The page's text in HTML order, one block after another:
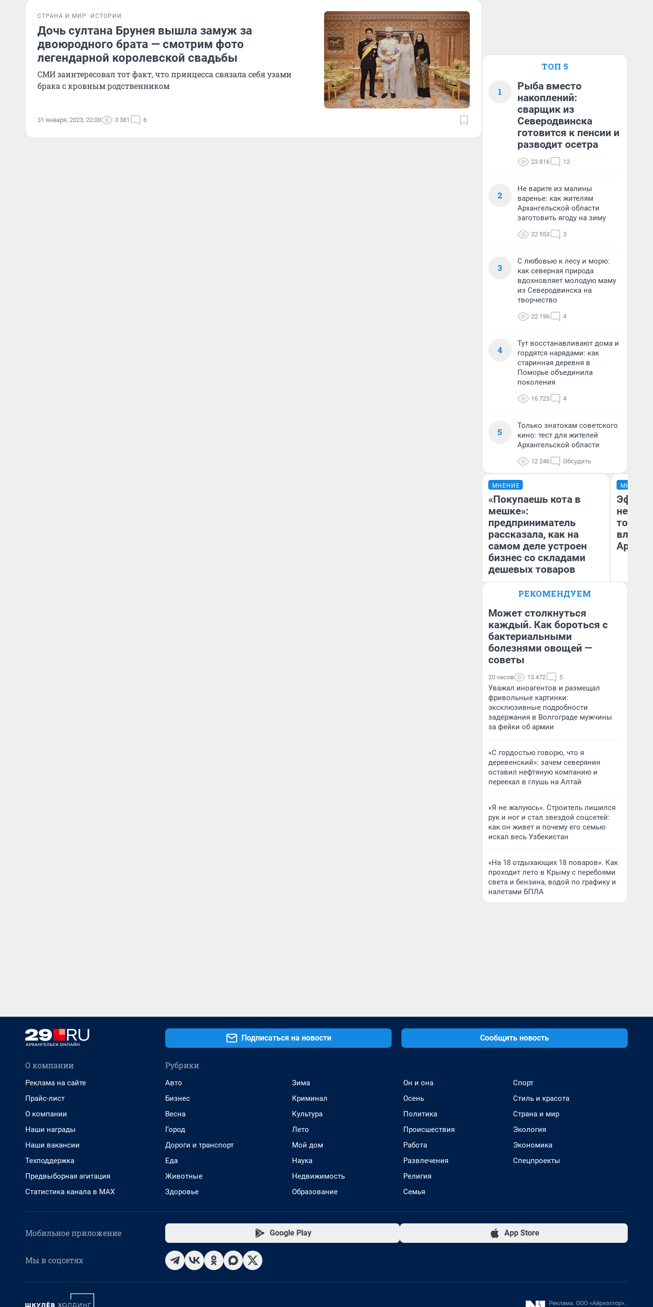
СТРАНА И МИР ИСТОРИИ
Дочь султана Брунея вышла замуж за
двоюродного брата — смотрим фото
легендарной королевской свадьбы
СМИ заинтересовал тот факт, что принцесса связала себя узами
брака с кровным родственником
31 января, 2023, 22:00 3 381 6
ТОП 5
1
Рыба вместо
накоплений:
сварщик из
Северодвинска
готовится к пенсии и
разводит осетра
23 816 12
2
Не варите из малины
варенье: как жителям
Архангельской области
заготовить ягоду на зиму
22 553 3
3
С любовью к лесу и морю:
как северная природа
вдохновляет молодую маму
из Северодвинска на
творчество
22 196 4
4
Тут восстанавливают дома и
гордятся нарядами: как
старинная деревня в
Поморье объединила
поколения
16 723 4
5
Только знатокам советского
кино: тест для жителей
Архангельской области
12 246 Обсудить
МНЕНИЕ
«Покупаешь кота в
мешке»:
предприниматель
рассказала, как на
самом деле устроен
бизнес со складами
дешевых товаров
Наталья Шорохова
деньги соцразвития
МНЕНИЕ
не
РЕКОМЕНДУЕМ
Может столкнуться
каждый. Как бороться с
бактериальными
болезнями овощей —
советы
20 часов 13 472 5
Уважал иноагентов и размещал
фривольные картинки:
эксклюзивные подробности
задержания в Волгограде мужчины
за фейки об армии
«С гордостью говорю, что я
деревенский»: зачем северянин
оставил нефтяную компанию и
переехал в глушь на Алтай
«Я не жалуюсь». Строитель лишился
рук и ног и стал звездой соцсетей:
как он живет и почему его семью
искал весь Узбекистан
«На 18 отдыхающих 18 поваров». Как
проходит лето в Крыму с перебоями
света и бензина, водой по графику и
налетами БПЛА
Подписаться на новости Сообщить новость
О компании
Реклама на сайте
Прайс-лист
О компании
Наши награды
Наши вакансии
Техподдержка
Предвыборная агитация
Статистика канала в MAX
Рубрики
Авто
Бизнес
Весна
Город
Дороги и транспорт
Еда
Животные
Здоровье
Зима
Криминал
Культура
Лето
Мой дом
Наука
Недвижимость
Образование
Он и она
Осень
Политика
Происшествия
Работа
Развлечения
Религия
Семья
Спорт
Стиль и красота
Страна и мир
Экология
Экономика
Спецпроекты
Мобильное приложение Google Play App Store
Мы в соцсетях